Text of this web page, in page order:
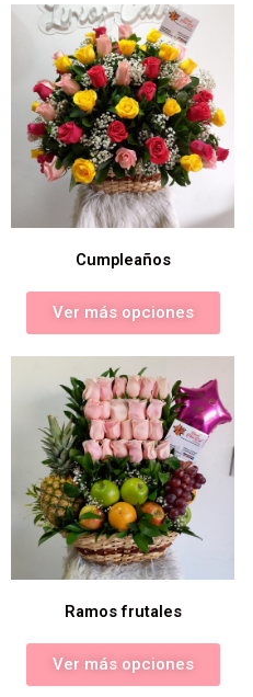
Cumpleaños
Ver más opciones
Ramos frutales
Ver más opciones